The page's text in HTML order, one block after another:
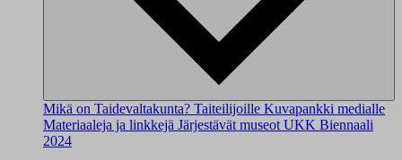
Mikä on Taidevaltakunta? Taiteilijoille Kuvapankki medialle
Materiaaleja ja linkkejä Järjestävät museot UKK Biennaali
2024